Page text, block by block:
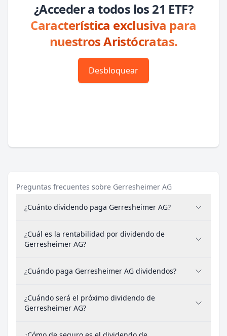
¿Acceder a todos los 21 ETF?
Característica exclusiva para
nuestros Aristócratas.
Desbloquear
Preguntas frecuentes sobre Gerresheimer AG
¿Cuánto dividendo paga Gerresheimer AG?
¿Cuál es la rentabilidad por dividendo de
Gerresheimer AG?
¿Cuándo paga Gerresheimer AG dividendos?
¿Cuándo será el próximo dividendo de
Gerresheimer AG?